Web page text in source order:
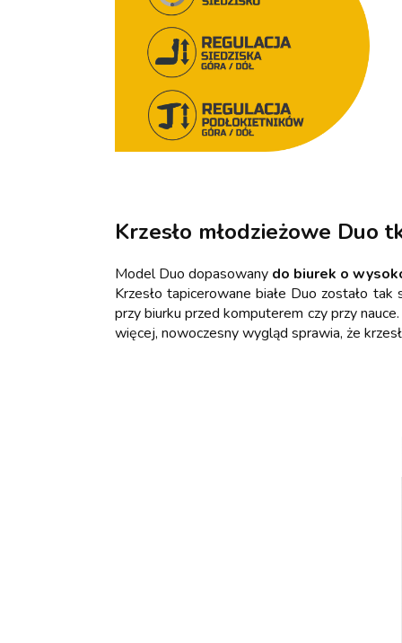
Krzesło młodzieżowe
Model Duo dopasowany do biurek o
Krzesło tapicerowane białe Duo zostało
przy biurku przed komputerem czy przy
więcej, nowoczesny wygląd sprawia, że